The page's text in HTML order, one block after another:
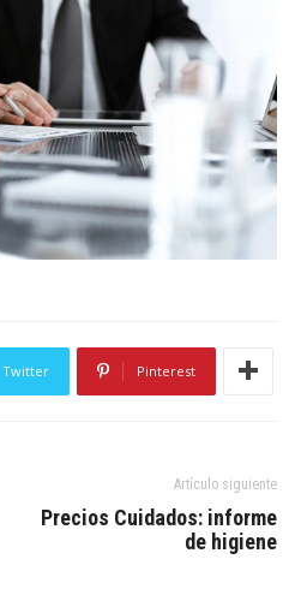
Twitter Pinterest
Artículo siguiente
Precios Cuidados: informe
de higiene